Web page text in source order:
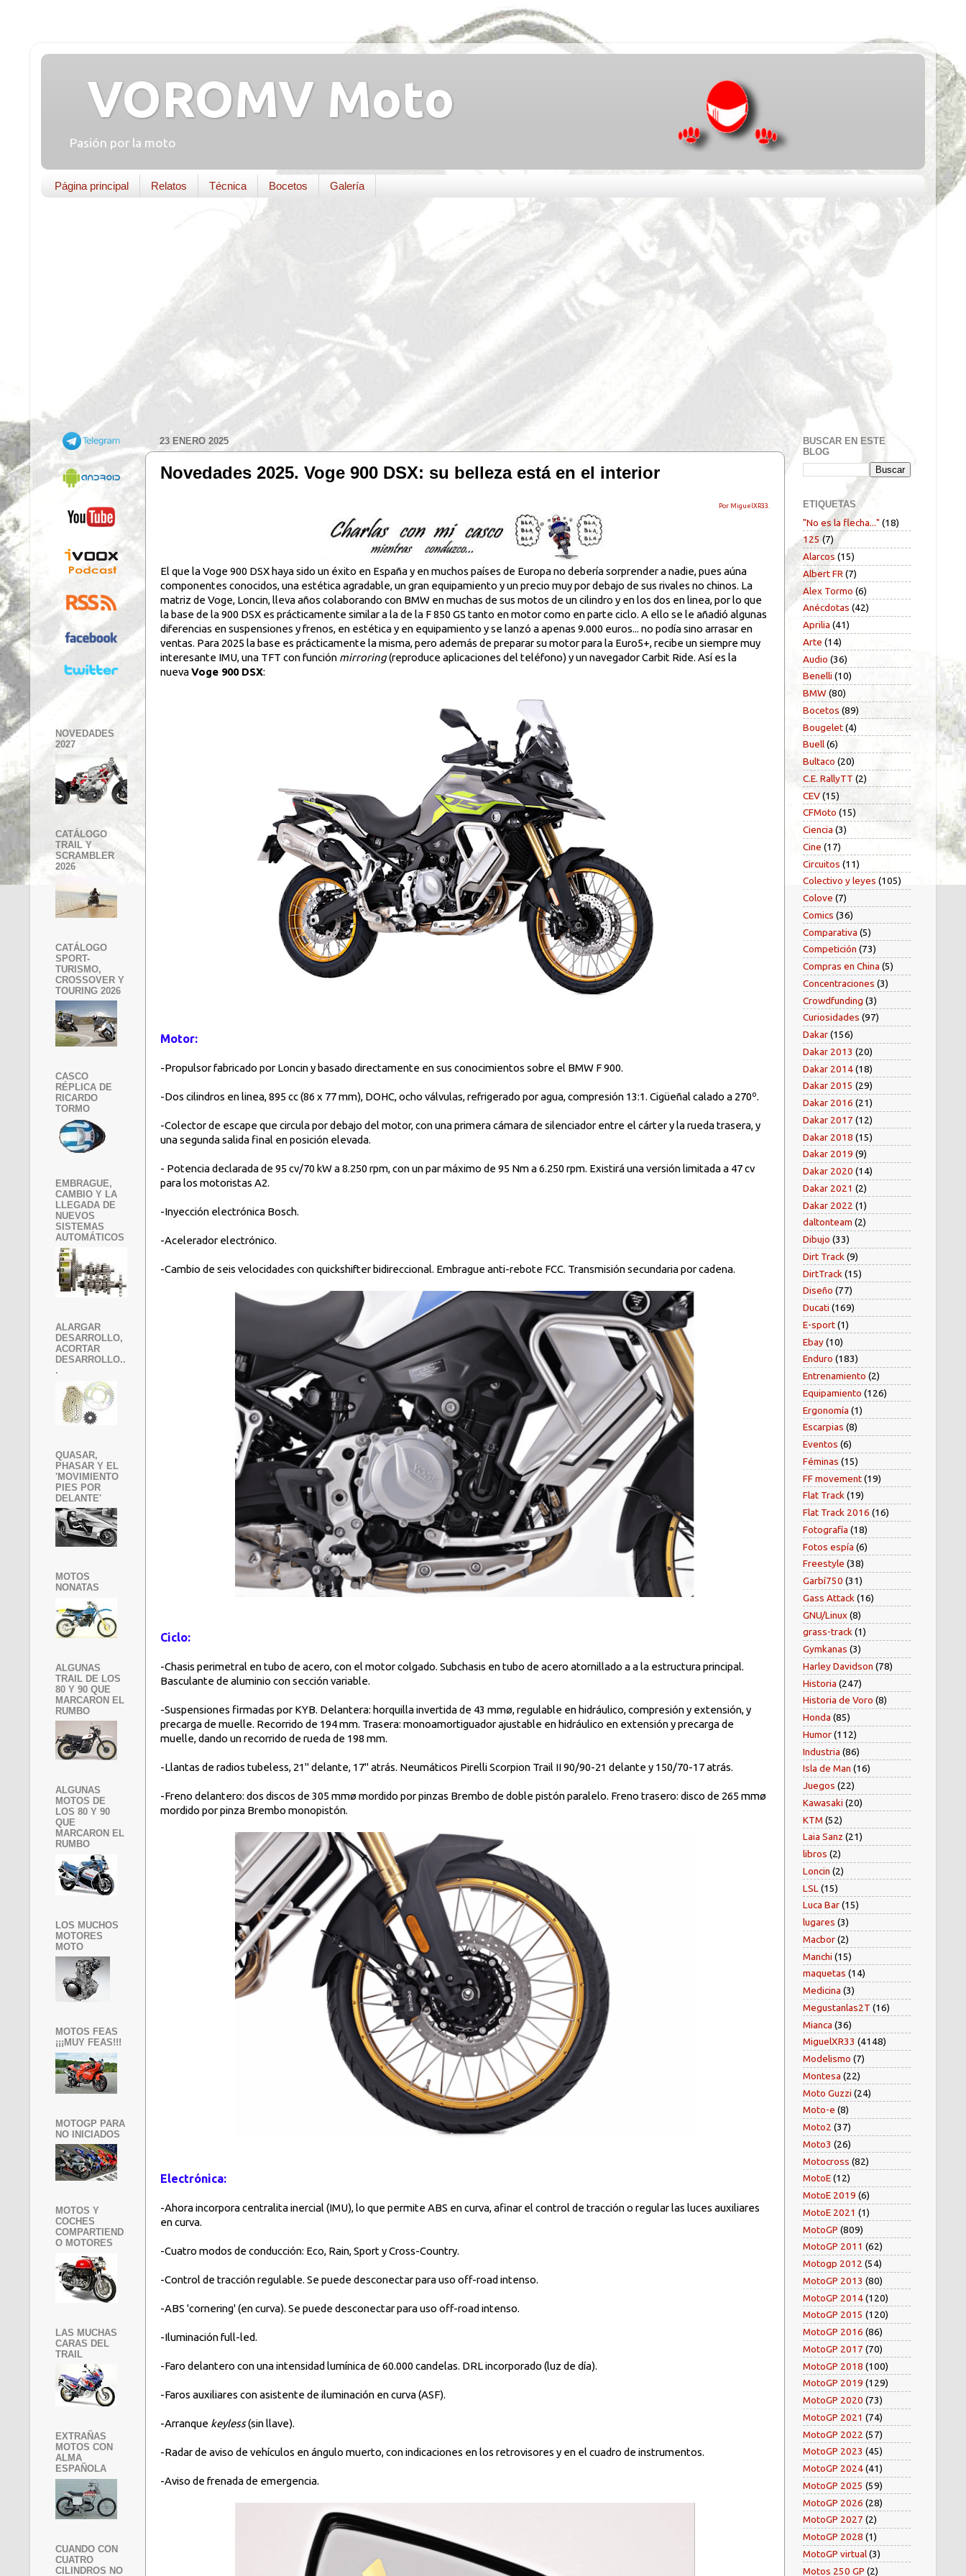
VOROMV Moto
Pasión por la moto
Página principal Relatos Técnica Bocetos Galería
23 ENERO 2025
Novedades 2025. Voge 900 DSX: su belleza está en el interior
Por MiguelXR33.
El que la Voge 900 DSX haya sido un éxito en España y en muchos países de Europa no debería sorprender a nadie, pues aúna
componentes conocidos, una estética agradable, un gran equipamiento y un precio muy por debajo de sus rivales no chinos. La
matriz de Voge, Loncin, lleva años colaborando con BMW en muchas de sus motos de un cilindro y en los dos en linea, por lo que
la base de la 900 DSX es prácticamente similar a la de la F 850 GS tanto en motor como en parte ciclo. A ello se le añadió algunas
diferencias en suspensiones y frenos, en estética y en equipamiento y se lanzó a apenas 9.000 euros... no podía sino arrasar en
ventas. Para 2025 la base es prácticamente la misma, pero además de preparar su motor para la Euro5+, recibe un siempre muy
interesante IMU, una TFT con función mirroring(reproduce aplicaciones del teléfono) y un navegador Carbit Ride. Así es la
nuevaVoge 900 DSX:
Motor:
-Propulsor fabricado por Loncin y basado directamente en sus conocimientos sobre el BMW F 900.
-Dos cilindros en linea, 895 cc (86 x 77 mm), DOHC, ocho válvulas, refrigerado por agua, compresión 13:1. Cigüeñal calado a 270º.
-Colector de escape que circula por debajo del motor, con una primera cámara de silenciador entre el cárter y la rueda trasera, y
una segunda salida final en posición elevada.
- Potencia declarada de 95 cv/70 kW a 8.250 rpm, con un par máximo de 95 Nm a 6.250 rpm. Existirá una versión limitada a 47 cv
para los motoristas A2.
-Inyección electrónica Bosch.
-Acelerador electrónico.
-Cambio de seis velocidades con quickshifter bidireccional. Embrague anti-rebote FCC. Transmisión secundaria por cadena.
Ciclo:
-Chasis perimetral en tubo de acero, con el motor colgado. Subchasis en tubo de acero atornillado a a la estructura principal.
Basculante de aluminio con sección variable.
-Suspensiones firmadas por KYB. Delantera: horquilla invertida de 43 mmø, regulable en hidráulico, compresión y extensión, y
precarga de muelle. Recorrido de 194 mm. Trasera: monoamortiguador ajustable en hidráulico en extensión y precarga de
muelle, dando un recorrido de rueda de 198 mm.
-Llantas de radios tubeless, 21" delante, 17" atrás. Neumáticos Pirelli Scorpion Trail II 90/90-21 delante y 150/70-17 atrás.
-Freno delantero: dos discos de 305 mmø mordido por pinzas Brembo de doble pistón paralelo. Freno trasero: disco de 265 mmø
mordido por pinza Brembo monopistón.
Electrónica:
-Ahora incorpora centralita inercial (IMU), lo que permite ABS en curva, afinar el control de tracción o regular las luces auxiliares
en curva.
-Cuatro modos de conducción: Eco, Rain, Sport y Cross-Country.
-Control de tracción regulable. Se puede desconectar para uso off-road intenso.
-ABS 'cornering' (en curva). Se puede desconectar para uso off-road intenso.
-Iluminación full-led.
-Faro delantero con una intensidad lumínica de 60.000 candelas. DRL incorporado (luz de día).
-Faros auxiliares con asistente de iluminación en curva (ASF).
-Arranque keyless(sin llave).
-Radar de aviso de vehículos en ángulo muerto, con indicaciones en los retrovisores y en el cuadro de instrumentos.
-Aviso de frenada de emergencia.
NOVEDADES
2027
CATÁLOGO
TRAIL Y
SCRAMBLER
2026
CATÁLOGO
SPORT-
TURISMO,
CROSSOVER Y
TOURING 2026
CASCO
RÉPLICA DE
RICARDO
TORMO
EMBRAGUE,
CAMBIO Y LA
LLEGADA DE
NUEVOS
SISTEMAS
AUTOMÁTICOS
ALARGAR
DESARROLLO,
ACORTAR
DESARROLLO..
.
QUASAR,
PHASAR Y EL
'MOVIMIENTO
PIES POR
DELANTE'
MOTOS
NONATAS
ALGUNAS
TRAIL DE LOS
80 Y 90 QUE
MARCARON EL
RUMBO
ALGUNAS
MOTOS DE
LOS 80 Y 90
QUE
MARCARON EL
RUMBO
LOS MUCHOS
MOTORES
MOTO
MOTOS FEAS
¡¡¡MUY FEAS!!!
MOTOGP PARA
NO INICIADOS
MOTOS Y
COCHES
COMPARTIEND
O MOTORES
LAS MUCHAS
CARAS DEL
TRAIL
EXTRAÑAS
MOTOS CON
ALMA
ESPAÑOLA
CUANDO CON
CUATRO
CILINDROS NO
BUSCAR EN ESTE
BLOG
ETIQUETAS
"No es la flecha..." (18)
125 (7)
Alarcos (15)
Albert FR (7)
Alex Tormo (6)
Anécdotas (42)
Aprilia (41)
Arte (14)
Audio (36)
Benelli (10)
BMW (80)
Bocetos (89)
Bougelet(4)
Buell(6)
Bultaco (20)
C.E. RallyTT (2)
CEV(15)
CFMoto (15)
Ciencia (3)
Cine (17)
Circuitos (11)
Colectivo y leyes (105)
Colove (7)
Comics (36)
Comparativa (5)
Competición (73)
Compras en China (5)
Concentraciones (3)
Crowdfunding (3)
Curiosidades (97)
Dakar(156)
Dakar 2013 (20)
Dakar 2014(18)
Dakar 2015 (29)
Dakar 2016 (21)
Dakar 2017 (12)
Dakar 2018 (15)
Dakar 2019 (9)
Dakar 2020 (14)
Dakar 2021 (2)
Dakar 2022 (1)
daltonteam (2)
Dibujo (33)
Dirt Track (9)
DirtTrack (15)
Diseño (77)
Ducati (169)
E-sport(1)
Ebay(10)
Enduro (183)
Entrenamiento (2)
Equipamiento (126)
Ergonomía (1)
Escarpias (8)
Eventos (6)
Féminas (15)
FF movement(19)
Flat Track(19)
Flat Track 2016 (16)
Fotografía (18)
Fotos espía (6)
Freestyle (38)
Garbí750 (31)
Gass Attack (16)
GNU/Linux(8)
grass-track(1)
Gymkanas (3)
Harley Davidson (78)
Historia (247)
Historia de Voro (8)
Honda (85)
Humor(112)
Industria (86)
Isla de Man (16)
Juegos (22)
Kawasaki (20)
KTM (52)
Laia Sanz (21)
libros (2)
Loncin (2)
LSL (15)
Luca Bar(15)
lugares (3)
Macbor(2)
Manchi (15)
maquetas (14)
Medicina (3)
Megustanlas2T (16)
Mianca (36)
MiguelXR33 (4148)
Modelismo (7)
Montesa (22)
Moto Guzzi (24)
Moto-e (8)
Moto2 (37)
Moto3 (26)
Motocross (82)
MotoE(12)
MotoE 2019 (6)
MotoE 2021 (1)
MotoGP (809)
MotoGP 2011 (62)
Motogp 2012 (54)
MotoGP 2013 (80)
MotoGP 2014(120)
MotoGP 2015 (120)
MotoGP 2016 (86)
MotoGP 2017 (70)
MotoGP 2018 (100)
MotoGP 2019 (129)
MotoGP 2020 (73)
MotoGP 2021 (74)
MotoGP 2022 (57)
MotoGP 2023 (45)
MotoGP 2024(41)
MotoGP 2025 (59)
MotoGP 2026 (28)
MotoGP 2027 (2)
MotoGP 2028 (1)
MotoGP virtual(3)
Motos 250 GP (2)